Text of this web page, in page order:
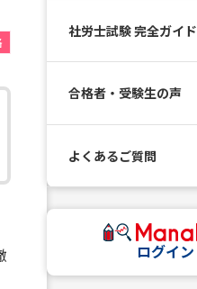
社労士試験 完全ガイド
合格者・受験生の声
よくあるご質問
ログイン